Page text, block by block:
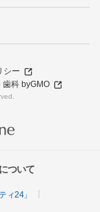
シー
歯科 byGMO
ついて
ィ24」